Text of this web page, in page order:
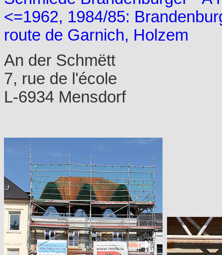
<=1962, 1984/85:
route de Garnich, Holzem
An der Schmëtt
7, rue de l'école
L-6934 Mensdorf